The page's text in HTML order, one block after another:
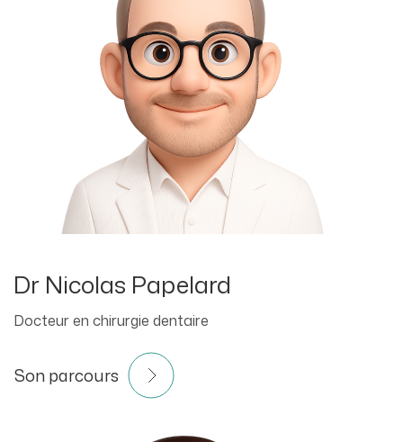
Dr Nicolas Papelard
Docteur en chirurgie dentaire
Son parcours